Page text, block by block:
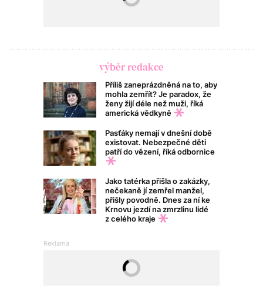
výběr redakce
Příliš zaneprázdněná na to, aby
mohla zemřít? Je paradox, že
ženy žijí déle než muži, říká
americká vědkyně
Pasťáky nemají v dnešní době
existovat. Nebezpečné děti
patří do vězení, říká odbornice
Jako tatérka přišla o zakázky,
nečekaně jí zemřel manžel,
přišly povodně. Dnes za ní ke
Krnovu jezdí na zmrzlinu lidé
z celého kraje